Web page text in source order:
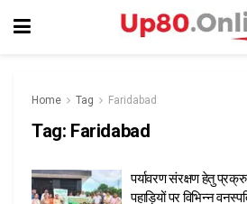
Home Tag Faridabad
Tag: Faridabad
पर्यावरण संरक्षण हेतु
पहाड़ियों पर विभिन्न